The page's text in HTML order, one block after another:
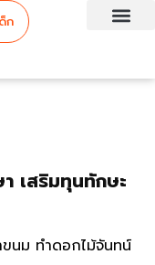
ก
เสริมทุนทักษะ
นม ทำดอกไม้จันทน์